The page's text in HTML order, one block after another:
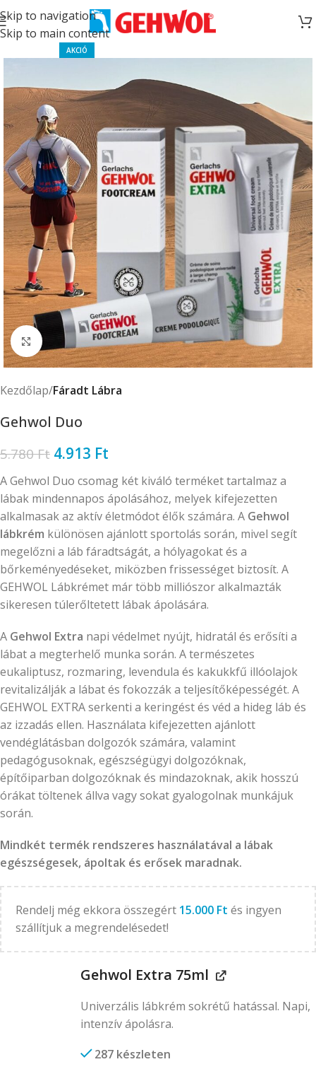
Skip to navigation
Skip to main content
AKCIÓ
Click to enlarge
Kezdőlap Fáradt Lábra
Gehwol Duo
5.780Ft 4.913 Ft
A Gehwol Duo csomag két kiváló terméket tartalmaz a
lábak mindennapos ápolásához, melyek kifejezetten
alkalmasak az aktív életmódot élők számára. A Gehwol
lábkrém különösen ajánlott sportolás során, mivel segít
megelőzni a láb fáradtságát, a hólyagokat és a
bőrkeményedéseket, miközben frissességet biztosít. A
GEHWOL Lábkrémet már több milliószor alkalmazták
sikeresen túlerőltetett lábak ápolására.
A Gehwol Extra napi védelmet nyújt, hidratál és erősíti a
lábat a megterhelő munka során. A természetes
eukaliptusz, rozmaring, levendula és kakukkfű illóolajok
revitalizálják a lábat és fokozzák a teljesítőképességét. A
GEHWOL EXTRA serkenti a keringést és véd a hideg láb és
az izzadás ellen. Használata kifejezetten ajánlott
vendéglátásban dolgozók számára, valamint
pedagógusoknak, egészségügyi dolgozóknak,
építőiparban dolgozóknak és mindazoknak, akik hosszú
órákat töltenek állva vagy sokat gyalogolnak munkájuk
során.
Mindkét termék rendszeres használatával a lábak
egészségesek, ápoltak és erősek maradnak.
Rendelj még ekkora összegért 15.000 Ft és ingyen
szállítjuk a megrendelésedet!
Gehwol Extra 75ml
Univerzális lábkrém sokrétű hatással. Napi,
intenzív ápolásra.
287 készleten